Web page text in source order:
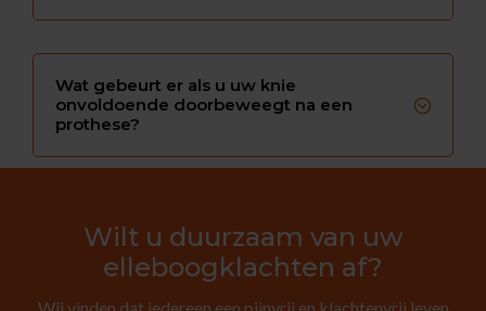
Wat gebeurt er als u uw knie
onvoldoende doorbeweegt na een
prothese?
Wilt u duurzaam van uw
elleboogklachten af?